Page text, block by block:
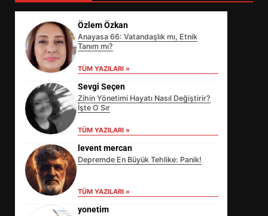
Özlem Özkan
Anayasa 66: Vatandaşlık mı, Etnik
Tanım mı?
TÜM YAZILARI »
Sevgi Seçen
Zihin Yönetimi Hayatı Nasıl Değiştirir?
İşte O Sır
TÜM YAZILARI »
levent mercan
Depremde En Büyük Tehlike: Panik!
TÜM YAZILARI »
yonetim